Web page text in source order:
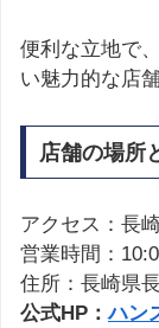
便利な立地で
い魅力的な店舗
店舗の場所
アクセス：長
営業時間：
住所：長崎県
公式HP：ハン